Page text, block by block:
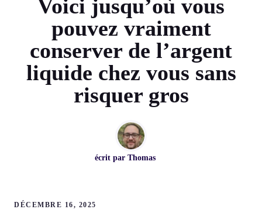
Voici jusqu’où vous
pouvez vraiment
conserver de l’argent
liquide chez vous sans
risquer gros
écrit par Thomas
DÉCEMBRE 16, 2025